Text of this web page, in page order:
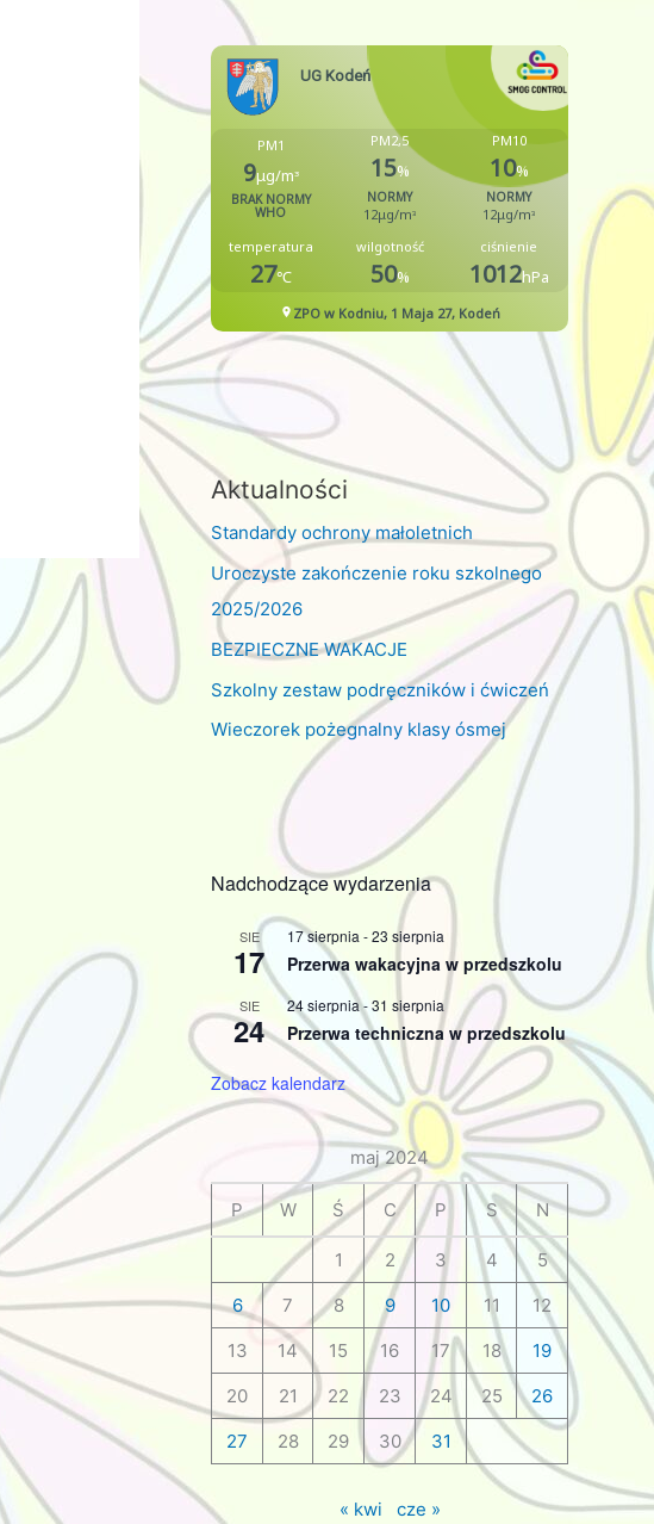
Aktualności
Standardy ochrony małoletnich
Uroczyste zakończenie roku szkolnego
2025/2026
BEZPIECZNE WAKACJE
Szkolny zestaw podręczników i ćwiczeń
Wieczorek pożegnalny klasy ósmej
Nadchodzące wydarzenia
SIE
17
17 sierpnia -23 sierpnia
Przerwa wakacyjna w przedszkolu
SIE
24
24 sierpnia-31 sierpnia
Przerwa techniczna w przedszkolu
Zobacz kalendarz
maj 2024
P W Ś C P S N
1 2 3 4
5
6
7 8 9 10 11
12
13
14 15 16 17 18
19
20
21 22 23 24 25
26
27
28 29 30 31
« kwi cze »